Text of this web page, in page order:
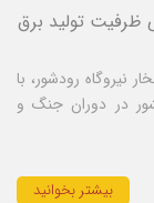
از افزایش ۳۴۵ مگاواتی ظرفیت تولید برق
نیروگاه رودشور، با
در دوران جنگ و
بیشتر بخوانید